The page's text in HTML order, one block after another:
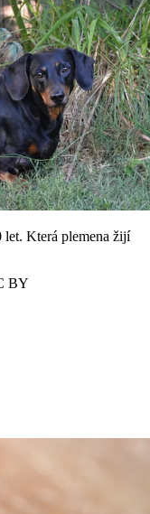
let. Která plemena žijí
BY